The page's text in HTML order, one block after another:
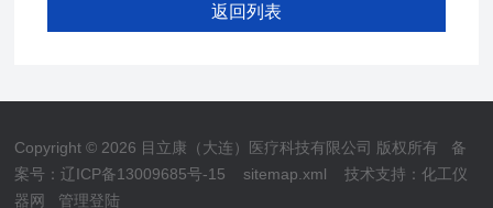
返回列表
Copyright © 2026 目立康（大连）医疗科技有限公司 版权所有 备
案号：辽ICP备13009685号-15
sitemap.xml 技术支持：化工仪
器网
管理登陆